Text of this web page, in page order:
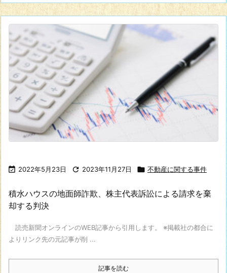
 2022年5月23日  2023年11月27日  不動産に関する事件
積水ハウスの地面師詐欺、株主代表訴訟による請求を棄
却する判決
読売新聞オンラインのWEB記事から引用します。 ※掲載社の都合に
よりリンク先の元記事が削 ...
記事を読む